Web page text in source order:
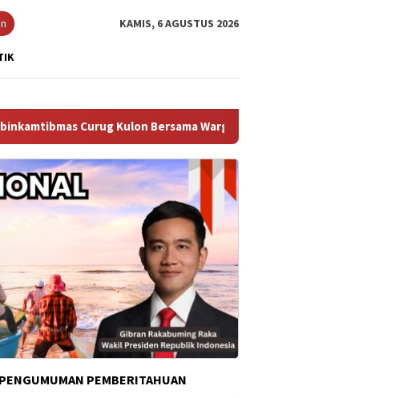
KAMIS, 6 AGUSTUS 2026
Bersama Warga Gotong Royong Persiapkan Gapura Lomba
PENGUMUMAN PEMBERITAHUAN